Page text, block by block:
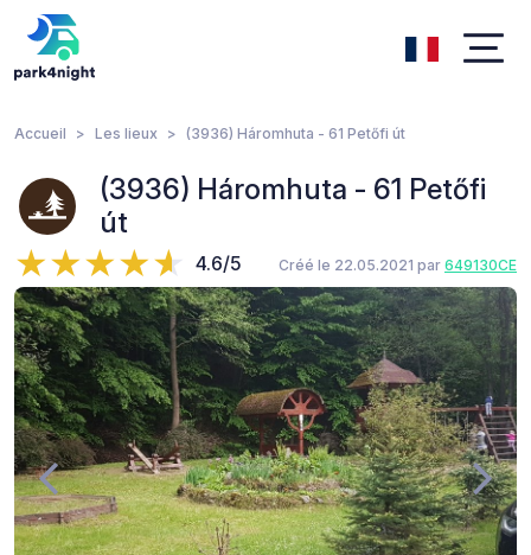
Accueil Les lieux (3936) Háromhuta - 61 Petőfi út
(3936) Háromhuta - 61 Petőfi
út
4.6/5 Créé le 22.05.2021 par 649130CE